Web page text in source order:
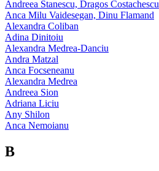
Andreea Stanescu, Dragos Costachescu
Anca Milu Vaidesegan, Dinu Flamand
Alexandra Coliban
Adina Dinitoiu
Alexandra Medrea-Danciu
Andra Matzal
Anca Focseneanu
Alexandra Medrea
Andreea Sion
Adriana Liciu
Any Shilon
Anca Nemoianu
B